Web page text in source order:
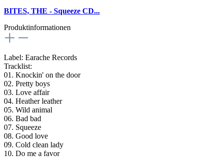
BITES, THE - Squeeze CD...
Produktinformationen
Label: Earache Records
Tracklist:
01. Knockin' on the door
02. Pretty boys
03. Love affair
04. Heather leather
05. Wild animal
06. Bad bad
07. Squeeze
08. Good love
09. Cold clean lady
10. Do me a favor